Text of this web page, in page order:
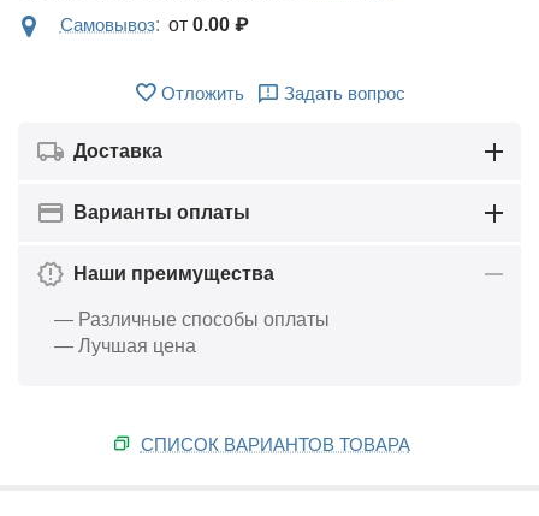
Самовывоз: от 0.00 ₽
Отложить Задать вопрос
Доставка
Варианты оплаты
Наши преимущества
— Различные способы оплаты
— Лучшая цена
СПИСОК ВАРИАНТОВ ТОВАРА